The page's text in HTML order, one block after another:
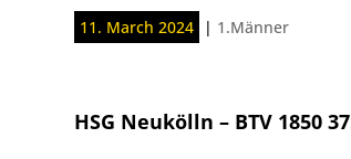
11. March 2024 | 1.Männer
HSG Neukölln – BTV 1850